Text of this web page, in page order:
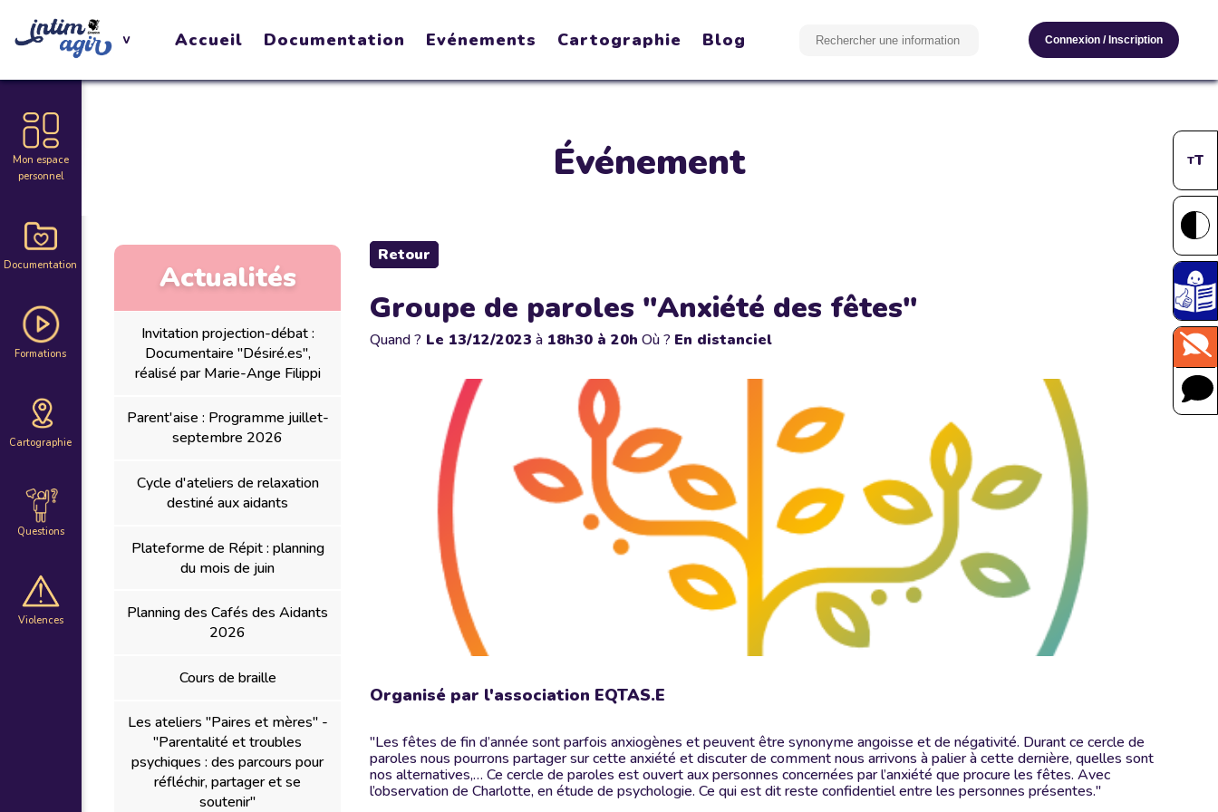
TT
Accueil Documentation Evénements Cartographie Blog Connexion/ Inscription
Mon espace
personnel
Documentation
Formations
Cartographie
Questions
Violences
Événement
Actualités
Invitation projection-débat :
Documentaire "Désiré.es",
réalisé par Marie-Ange Filippi
Parent'aise : Programme juillet-
septembre 2026
Cycle d'ateliers de relaxation
destiné aux aidants
Plateforme de Répit : planning
du mois de juin
Planning des Cafés des Aidants
2026
Cours de braille
Les ateliers "Paires et mères" -
"Parentalité et troubles
psychiques : des parcours pour
réfléchir, partager et se
soutenir"
Retour
Groupe de paroles "Anxiété des fêtes"
Quand ? Le 13/12/2023 à 18h30 à 20h Où ? En distanciel
Organisé par l'association EQTAS.E
"Les fêtes de fin d’année sont parfois anxiogènes et peuvent être synonyme angoisse et de négativité. Durant ce cercle de
paroles nous pourrons partager sur cette anxiété et discuter de comment nous arrivons à palier à cette dernière, quelles sont
nos alternatives,… Ce cercle de paroles est ouvert aux personnes concernées par l’anxiété que procure les fêtes. Avec
l’observation de Charlotte, en étude de psychologie. Ce qui est dit reste confidentiel entre les personnes présentes."